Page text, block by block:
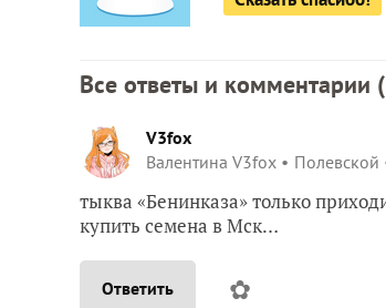
Все ответы и комментарии (
V3fox
Валентина V3fox
Полевской
тыква «Бенинказа» только
купить семена в Мск…
Ответить ✿